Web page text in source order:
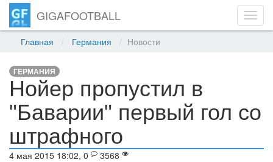
GIGAFOOTBALL
Главная Германия Новости
ГЕРМАНИЯ
Нойер пропустил в
"Баварии" первый гол со
штрафного
4 мая 2015 18:02, 0 3568